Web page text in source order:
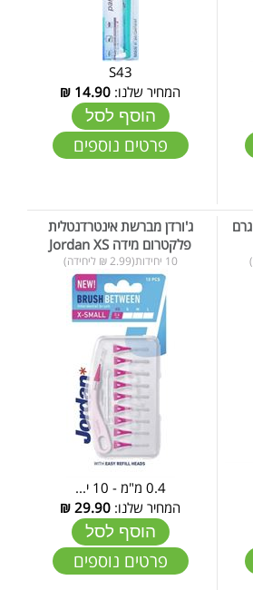
S43
המחיר שלנו: 14.90
₪
הוסף לסל
פרטים נוספים
בלונס צמר גפן נתלש 100 גרם
ג'ורדן מברשת אינטרדנטלית
פלקטרום מידה Jordan XS
10 יחידות(2.99 ₪ ליחידה)
0.4 מ"מ - 10 י...
המחיר שלנו: 29.90
₪
הוסף לסל
פרטים נוספים